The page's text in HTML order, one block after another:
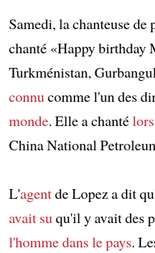
Samedi, la chanteuse
chanté «Happy birthday
Turkménistan,
connucomme l'un des
monde. Elle a chanté
China National
L'agentde Lopez a dit
avait suqu'il y avait des
l'hommedans le pays.